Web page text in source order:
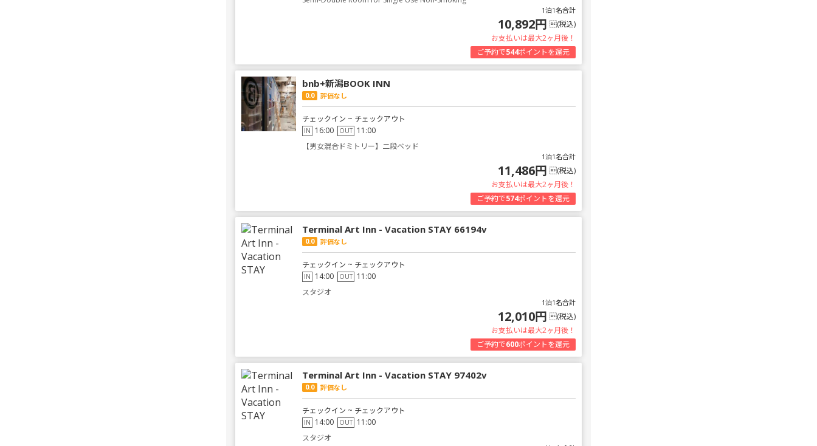
1泊1名合計
10,892円 (税込)
お支払いは最大2ヶ月後！
ご予約で544ポイントを還元
bnb+新潟BOOK INN
0.0 評価なし
チェックイン ~ チェックアウト
IN 16:00 OUT 11:00
【男女混合ドミトリー】二段ベッド
1泊1名合計
11,486円 (税込)
お支払いは最大2ヶ月後！
ご予約で574ポイントを還元
Terminal Art Inn - Vacation STAY 66194v
0.0 評価なし
チェックイン ~ チェックアウト
IN 14:00 OUT 11:00
スタジオ
1泊1名合計
12,010円 (税込)
お支払いは最大2ヶ月後！
ご予約で600ポイントを還元
Terminal Art Inn - Vacation STAY 97402v
0.0 評価なし
チェックイン ~ チェックアウト
IN 14:00 OUT 11:00
スタジオ